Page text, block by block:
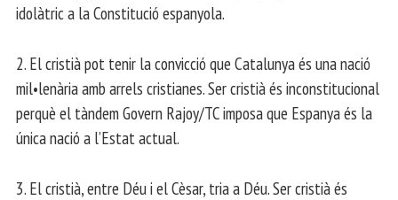
idolàtric a la Constitució espanyola.
2. El cristià pot tenir la convicció que Catalunya és una nació
mil•lenària amb arrels cristianes. Ser cristià és inconstitucional
perquè el tàndem Govern Rajoy/TC imposa que Espanya és la
única nació a l’Estat actual.
3. El cristià, entre Déu i el Cèsar, tria a Déu. Ser cristià és